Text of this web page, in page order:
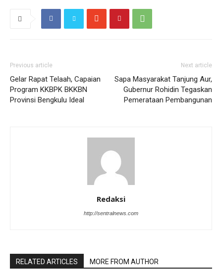
Previous article
Gelar Rapat Telaah, Capaian
Program KKBPK BKKBN
Provinsi Bengkulu Ideal
Next article
Sapa Masyarakat Tanjung Aur,
Gubernur Rohidin Tegaskan
Pemerataan Pembangunan
Redaksi
http://sentralnews.com
RELATED ARTICLES MORE FROM AUTHOR